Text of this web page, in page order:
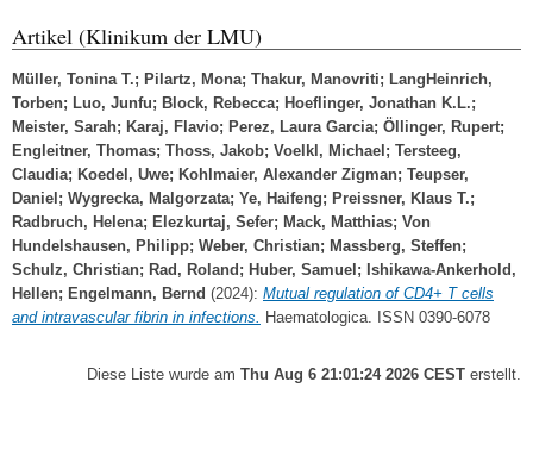
Artikel (Klinikum der LMU)
Müller, Tonina T.; Pilartz, Mona; Thakur, Manovriti; LangHeinrich,
Torben; Luo, Junfu; Block, Rebecca; Hoeflinger, Jonathan K.L.;
Meister, Sarah; Karaj, Flavio; Perez, Laura Garcia; Öllinger, Rupert;
Engleitner, Thomas; Thoss, Jakob; Voelkl, Michael ; Tersteeg,
Claudia; Koedel, Uwe; Kohlmaier, Alexander Zigman; Teupser,
Daniel ; Wygrecka, Malgorzata; Ye, Haifeng; Preissner, Klaus T.;
Radbruch, Helena; Elezkurtaj, Sefer; Mack, Matthias; Von
Hundelshausen, Philipp; Weber, Christian; Massberg, Steffen;
Schulz, Christian; Rad, Roland ; Huber, Samuel ; Ishikawa-Ankerhold,
Hellen; Engelmann, Bernd (2024): Mutual regulation of CD4+ T cells
and intravascular fibrin in infections. Haematologica. ISSN 0390-6078
Diese Liste wurde am Thu Aug 6 21:01:24 2026 CEST erstellt.